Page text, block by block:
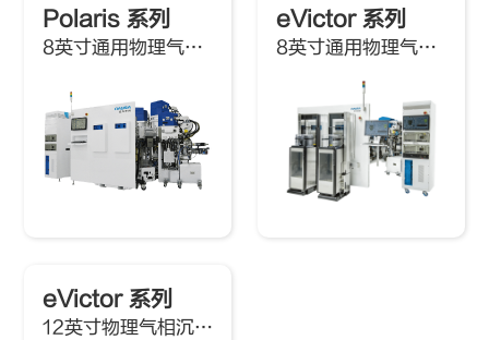
Polaris 系列
8英寸通用物理气相沉积系统
eVictor 系列
8英寸通用物理气相沉积系统
eVictor 系列
12英寸物理气相沉积系统